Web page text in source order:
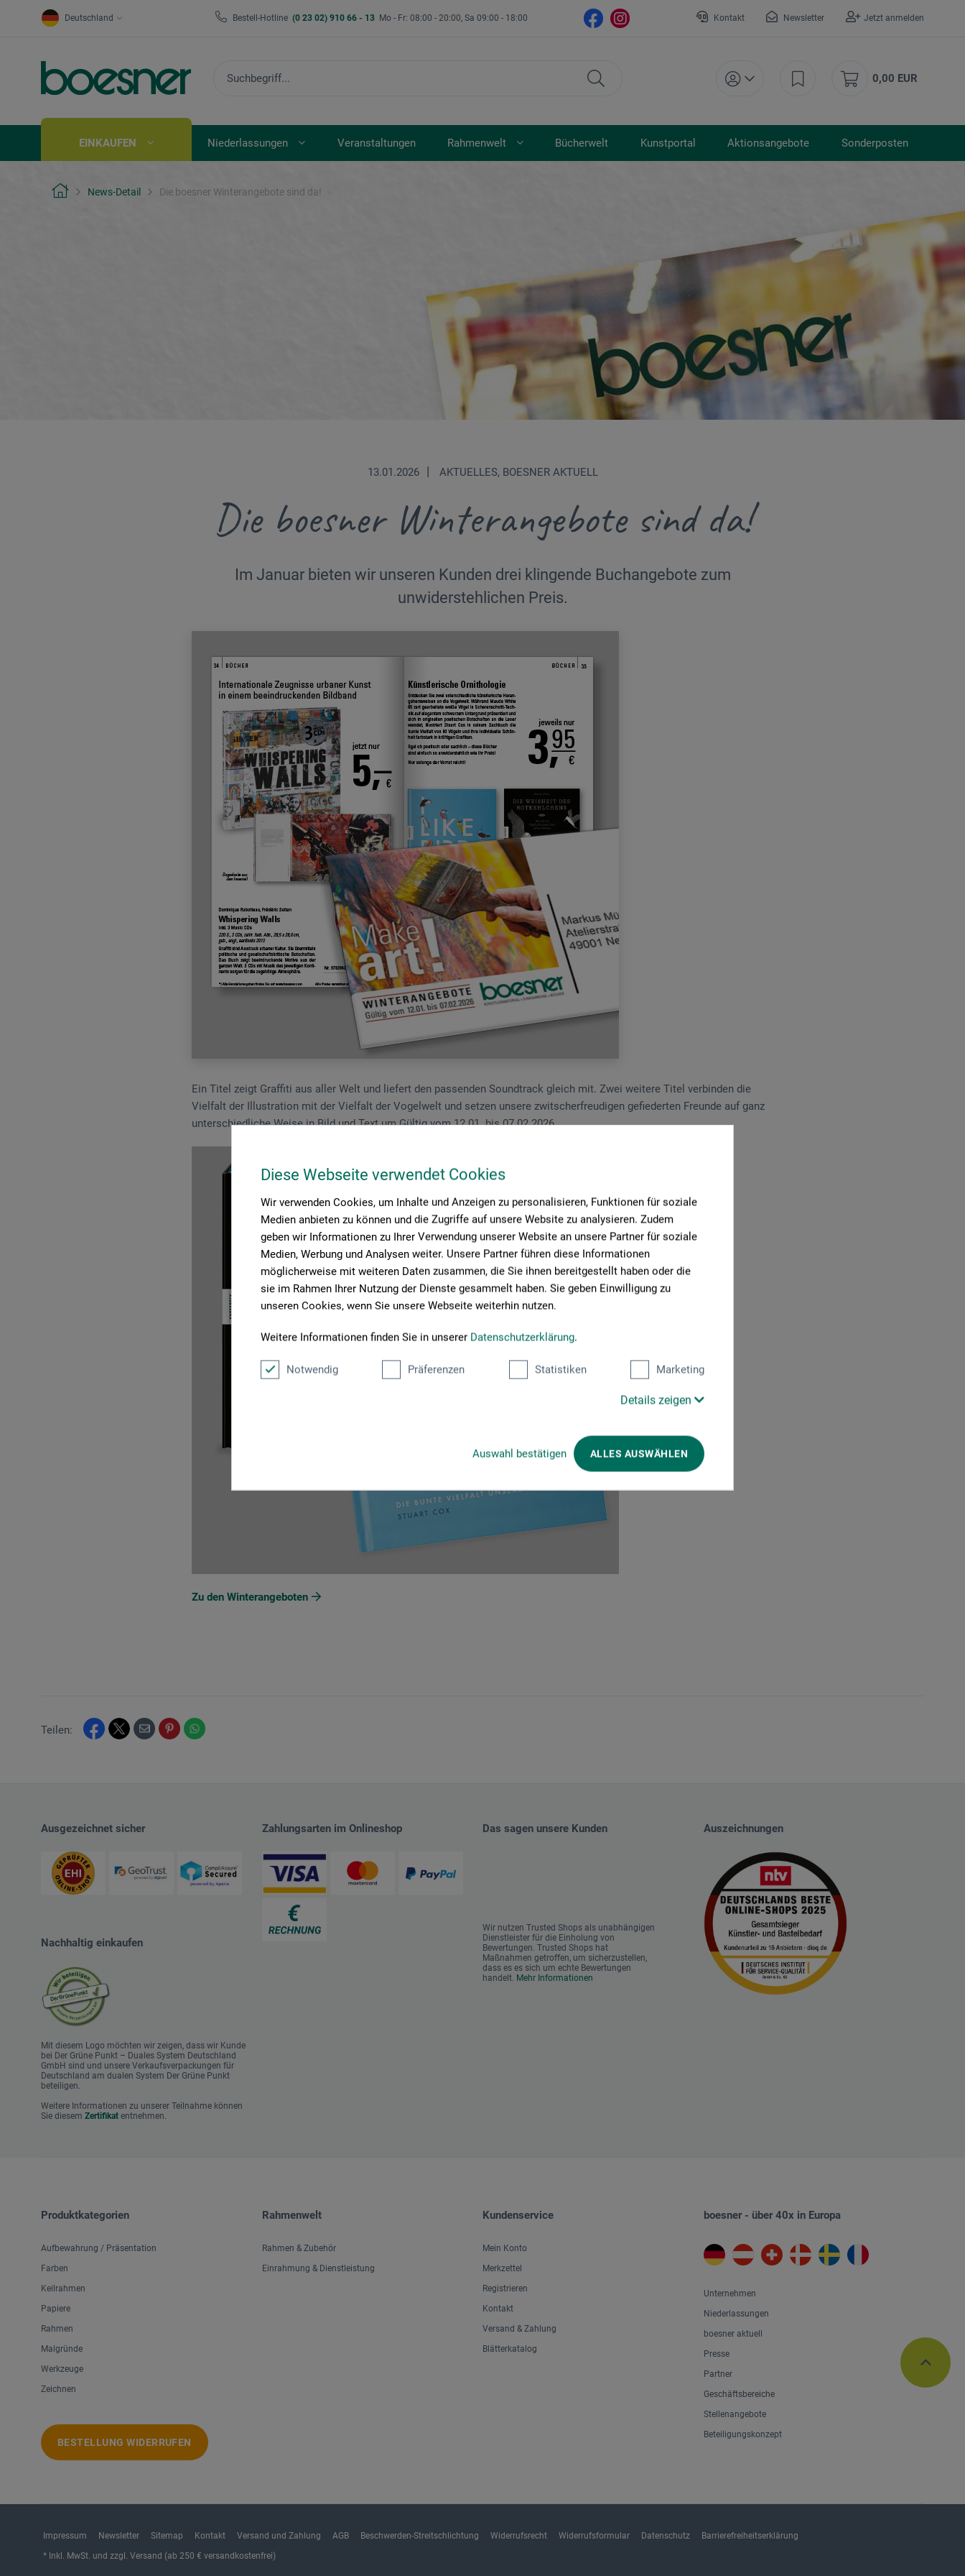
Diese Webseite verwendet Cookies
Wir verwenden Cookies, um Inhalte und Anzeigen zu personalisieren, Funktionen für soziale
Medien anbieten zu können und die Zugriffe auf unsere Website zu analysieren. Zudem
geben wir Informationen zu Ihrer Verwendung unserer Website an unsere Partner für soziale
Medien, Werbung und Analysen weiter. Unsere Partner führen diese Informationen
möglicherweise mit weiteren Daten zusammen, die Sie ihnen bereitgestellt haben oder die
sie im Rahmen Ihrer Nutzung der Dienste gesammelt haben. Sie geben Einwilligung zu
unseren Cookies, wenn Sie unsere Webseite weiterhin nutzen.
Weitere Informationen finden Sie in unserer Datenschutzerklärung.
Notwendig Präferenzen Statistiken Marketing
Details zeigen
Auswahl bestätigen ALLES AUSWÄHLEN
Deutschland Bestell-Hotline (0 23 02) 910 66 - 13 Mo - Fr: 08:00 - 20:00, Sa 09:00 - 18:00 Kontakt Newsletter Jetzt anmelden
0,00 EUR
EINKAUFEN Niederlassungen Veranstaltungen Rahmenwelt Bücherwelt Kunstportal Aktionsangebote Sonderposten
News-Detail Die boesner Winterangebote sind da!
13.01.2026 | AKTUELLES, BOESNER AKTUELL
Die boesner Winterangebote sind da!
Im Januar bieten wir unseren Kunden drei klingende Buchangebote zum
unwiderstehlichen Preis.
Ein Titel zeigt Graffiti aus aller Welt und liefert den passenden Soundtrack gleich mit. Zwei weitere Titel verbinden die
Vielfalt der Illustration mit der Vielfalt der Vogelwelt und setzen unsere zwitscherfreudigen gefiederten Freunde auf ganz
unterschiedliche Weise in Bild und Text um.Gültig vom 12.01. bis 07.02.2026.
Zu den Winterangeboten
Teilen:
Ausgezeichnet sicher
Nachhaltig einkaufen
Mit diesem Logo möchten wir zeigen, dass wir Kunde
bei Der Grüne Punkt – Duales System Deutschland
GmbH sind und unsere Verkaufsverpackungen für
Deutschland am dualen System Der Grüne Punkt
beteiligen.
Weitere Informationen zu unserer Teilnahme können
Sie diesem Zertifikat entnehmen.
Zahlungsarten im Onlineshop Das sagen unsere Kunden
Wir nutzen Trusted Shops als unabhängigen
Dienstleister für die Einholung von
Bewertungen. Trusted Shops hat
Maßnahmen getroffen, um sicherzustellen,
dass es es sich um echte Bewertungen
handelt. Mehr Informationen
Auszeichnungen
Produktkategorien
Aufbewahrung / Präsentation
Farben
Keilrahmen
Papiere
Rahmen
Malgründe
Werkzeuge
Zeichnen
BESTELLUNG WIDERRUFEN
Rahmenwelt
Rahmen & Zubehör
Einrahmung & Dienstleistung
Kundenservice
Mein Konto
Merkzettel
Registrieren
Kontakt
Versand & Zahlung
Blätterkatalog
boesner - über 40x in Europa
Unternehmen
Niederlassungen
boesner aktuell
Presse
Partner
Geschäftsbereiche
Stellenangebote
Beteiligungskonzept
Impressum Newsletter Sitemap Kontakt Versand und Zahlung AGB Beschwerden-Streitschlichtung Widerrufsrecht Widerrufsformular Datenschutz
Barrierefreiheitserklärung
* Inkl. MwSt. und zzgl. Versand (ab 250 € versandkostenfrei)